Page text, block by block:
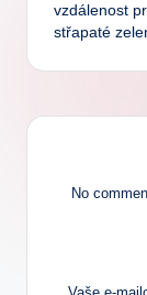
vzdálenost
střapaté
No